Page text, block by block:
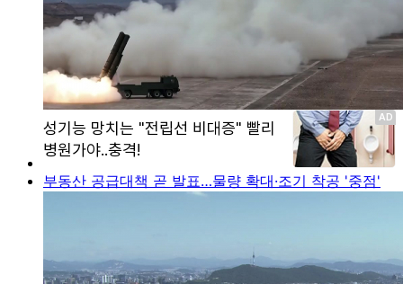
부동산 공급대책 곧 발표…물량 확대·조기 착공 '중점'